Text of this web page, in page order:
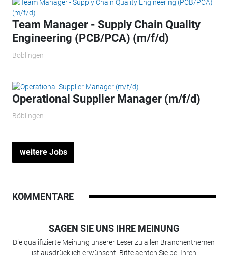
Team Manager - Supply Chain Quality
Engineering (PCB/PCA) (m/f/d)
Böblingen
Operational Supplier Manager (m/f/d)
Böblingen
weitere Jobs
KOMMENTARE
SAGEN SIE UNS IHRE MEINUNG
Die qualifizierte Meinung unserer Leser zu allen Branchenthemen
ist ausdrücklich erwünscht. Bitte achten Sie bei Ihren